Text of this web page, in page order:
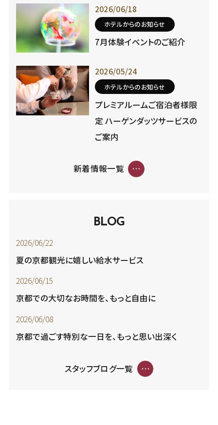
2026/06/18
ホテルからのお知らせ
7月体験イベントのご紹介
2026/05/24
ホテルからのお知らせ
プレミアルームご宿泊者様限
定 ハーゲンダッツサービスの
ご案内
新着情報一覧
BLOG
2026/06/22
夏の京都観光に嬉しい給水サービス
2026/06/15
京都での大切なお時間を、もっと自由に
2026/06/08
京都で過ごす特別な一日を、もっと思い出深く
スタッフブログ一覧